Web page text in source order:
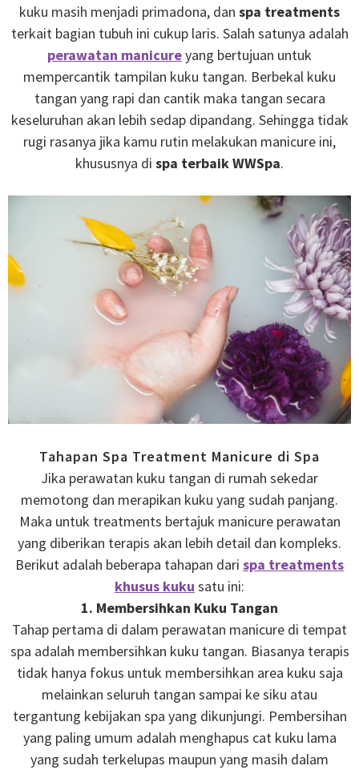
kuku masih menjadi primadona, dan spa treatments
terkait bagian tubuh ini cukup laris. Salah satunya adalah
perawatan manicureyang bertujuan untuk
mempercantik tampilan kuku tangan. Berbekal kuku
tangan yang rapi dan cantik maka tangan secara
keseluruhan akan lebih sedap dipandang. Sehingga tidak
rugi rasanya jika kamu rutin melakukan manicure ini,
khususnya di spa terbaik WWSpa.
Tahapan Spa Treatment Manicure di Spa
Jika perawatan kuku tangan di rumah sekedar
memotong dan merapikan kuku yang sudah panjang.
Maka untuk treatments bertajuk manicure perawatan
yang diberikan terapis akan lebih detail dan kompleks.
Berikut adalah beberapa tahapan dari spa treatments
khusus kuku satu ini:
1. Membersihkan Kuku Tangan
Tahap pertama di dalam perawatan manicure di tempat
spa adalah membersihkan kuku tangan. Biasanya terapis
tidak hanya fokus untuk membersihkan area kuku saja
melainkan seluruh tangan sampai ke siku atau
tergantung kebijakan spa yang dikunjungi. Pembersihan
yang paling umum adalah menghapus cat kuku lama
yang sudah terkelupas maupun yang masih dalam